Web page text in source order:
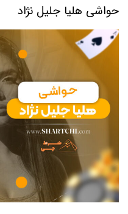
حواشی هلیا جلیل نژاد